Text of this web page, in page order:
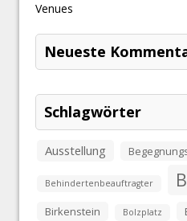
Venues
Neueste
Schlagwörter
Ausstellung
Behindertenbeauftragter
Birkenstein Bolzplatz